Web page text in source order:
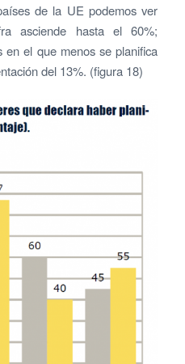
de la UE podemos ver
asciende hasta el 60%;
el que menos se planifica
del 13%. (figura 18)